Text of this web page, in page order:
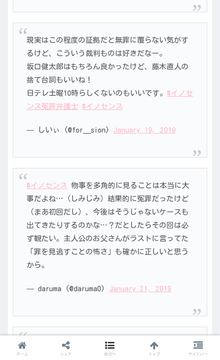
現実はこの程度の証拠だと無罪に覆らない気がす
るけど、こういう裁判ものは好きだなー。
坂口健太郎はもちろん良かったけど、藤木直人の
捨て台詞もいいね！
日テレ土曜10時らしくないのもいいです。 #イノセ
ンス冤罪弁護士 #イノセンス
— しいぃ (@for__sion) January 19, 2019
#イノセンス 物事を多角的に見ることは本当に大
事だよね…（しみじみ）結果的に冤罪だったけど
（まあ初回だし）、今後はそうじゃないケースも
出てきたりするのかな…？だとしたらその回は必
ず観たい。主人公のお父さんがラストに言ってた
「罪を見逃すことの怖さ」も確かに正しいと思う
から。
— daruma (@daruma0) January 21, 2019
イノセンス
99.9見てる感じだった…
ホーム シェア 目次へ トップ サイドバー